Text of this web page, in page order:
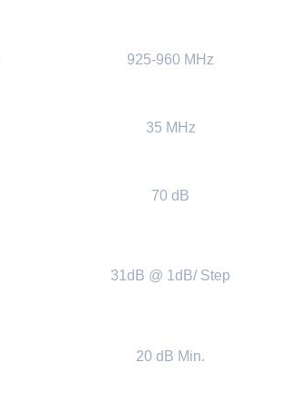
925-960 MHz
35 MHz
70 dB
31dB @ 1dB/ Step
20 dB Min.